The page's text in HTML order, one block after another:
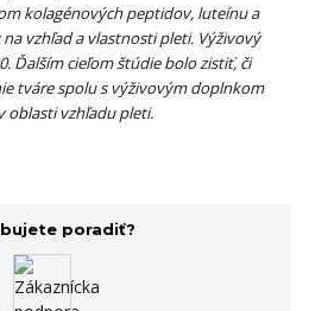
kolagénových peptidov, luteínu a
vzhľad a vlastnosti pleti. Výživový
Ďalším cieľom štúdie bolo zistiť, či
tváre spolu s výživovým doplnkom
oblasti vzhľadu pleti.
poradiť?